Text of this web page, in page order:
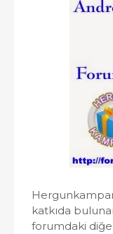
katkıda
forumdaki